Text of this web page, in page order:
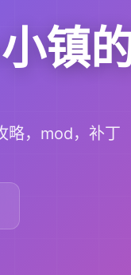
镇
略，mod，补丁